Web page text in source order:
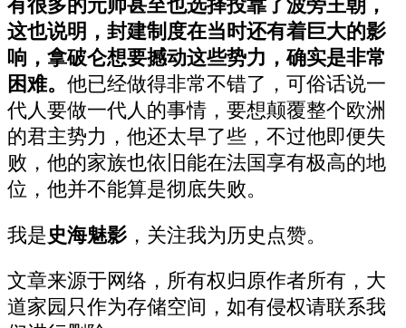
有很多的元帅甚至也选择投靠了波旁王朝，
这也说明，封建制度在当时还有着巨大的影
响，拿破仑想要撼动这些势力，确实是非常
困难。 他已经做得非常不错了，可俗话说一
代人要做一代人的事情，要想颠覆整个欧洲
的君主势力，他还太早了些，不过他即便失
败，他的家族也依旧能在法国享有极高的地
位，他并不能算是彻底失败。
我是 史海魅影 ，关注我为历史点赞。
文章来源于网络，所有权归原作者所有，大
道家园只作为存储空间，如有侵权请联系我